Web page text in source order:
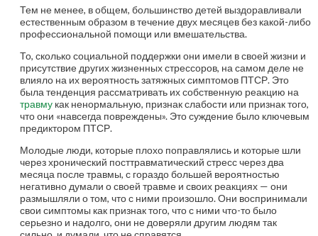
Тем не менее, в общем, большинство детей выздоравливали
естественным образом в течение двух месяцев без какой-либо
профессиональной помощи или вмешательства.
То, сколько социальной поддержки они имели в своей жизни и
присутствие других жизненных стрессоров, на самом деле не
влияло на их вероятность затяжных симптомов ПТСР. Это
была тенденция рассматривать их собственную реакцию на
травму как ненормальную, признак слабости или признак того,
что они «навсегда повреждены». Это суждение было ключевым
предиктором ПТСР.
Молодые люди, которые плохо поправлялись и которые шли
через хронический посттравматический стресс через два
месяца после травмы, с гораздо большей вероятностью
негативно думали о своей травме и своих реакциях — они
размышляли о том, что с ними произошло. Они воспринимали
свои симптомы как признак того, что с ними что-то было
серьезно и надолго, они не доверяли другим людям так